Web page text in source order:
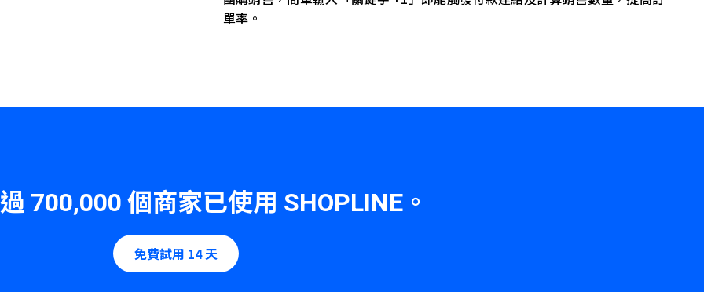
單率。
700,000 個商家已使用 SHOPLINE。
免費試用 14 天